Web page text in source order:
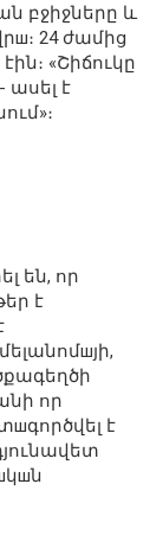
բջիջները և
24 ժամից
«Շիճուկը
ասել է
են, որ
է
որ
է